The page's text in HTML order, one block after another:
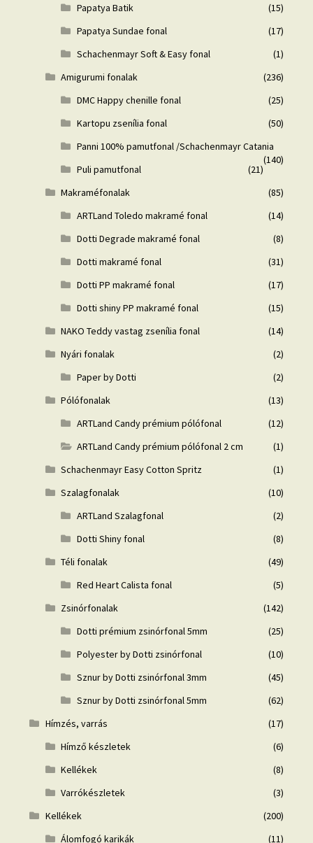
Papatya Batik
(15)
Papatya Sundae fonal
(17)
Schachenmayr Soft & Easy fonal
(1)
Amigurumi fonalak
(236)
DMC Happy chenille fonal
(25)
Kartopu zsenília fonal
(50)
Panni 100% pamutfonal /Schachenmayr Catania
(140)
Puli pamutfonal
(21)
Makraméfonalak
(85)
ARTLand Toledo makramé fonal
(14)
Dotti Degrade makramé fonal
(8)
Dotti makramé fonal
(31)
Dotti PP makramé fonal
(17)
Dotti shiny PP makramé fonal
(15)
NAKO Teddy vastag zsenília fonal
(14)
Nyári fonalak
(2)
Paper by Dotti
(2)
Pólófonalak
(13)
ARTLand Candy prémium pólófonal
(12)
ARTLand Candy prémium pólófonal 2 cm
(1)
Schachenmayr Easy Cotton Spritz
(1)
Szalagfonalak
(10)
ARTLand Szalagfonal
(2)
Dotti Shiny fonal
(8)
Téli fonalak
(49)
Red Heart Calista fonal
(5)
Zsinórfonalak
(142)
Dotti prémium zsinórfonal 5mm
(25)
Polyester by Dotti zsinórfonal
(10)
Sznur by Dotti zsinórfonal 3mm
(45)
Sznur by Dotti zsinórfonal 5mm
(62)
Hímzés, varrás
(17)
Hímző készletek
(6)
Kellékek
(8)
Varrókészletek
(3)
Kellékek
(200)
Álomfogó karikák
(11)